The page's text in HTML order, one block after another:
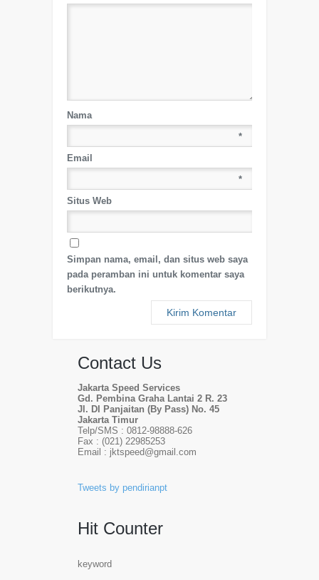
Nama
*
Email
*
Situs Web
Simpan nama, email, dan situs web saya
pada peramban ini untuk komentar saya
berikutnya.
Contact Us
Jakarta Speed Services
Gd. Pembina Graha Lantai 2 R. 23
Jl. DI Panjaitan (By Pass) No. 45
Jakarta Timur
Telp/SMS : 0812-98888-626
Fax : (021) 22985253
Email : jktspeed@gmail.com
Tweets by pendirianpt
Hit Counter
keyword